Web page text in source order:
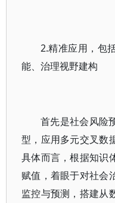
2.精准应用，包
能、治理视野建构
首先是社会风险
型，应用多元交叉数
具体而言，根据知识
赋值，着眼于对社会
监控与预测，搭建从